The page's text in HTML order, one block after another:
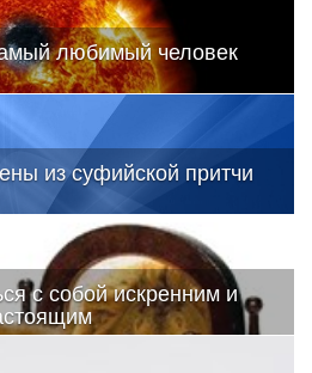
любимый человек
из суфийской притчи
с собой искренним и